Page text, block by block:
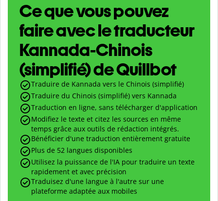
Ce que vous pouvez
faire avec le traducteur
Kannada-Chinois
(simplifié) de Quillbot
Traduire de Kannada vers le Chinois (simplifié)
Traduire du Chinois (simplifié) vers Kannada
Traduction en ligne, sans télécharger d'application
Modifiez le texte et citez les sources en même
temps grâce aux outils de rédaction intégrés.
Bénéficier d'une traduction entièrement gratuite
Plus de 52 langues disponibles
Utilisez la puissance de l'IA pour traduire un texte
rapidement et avec précision
Traduisez d'une langue à l'autre sur une
plateforme adaptée aux mobiles